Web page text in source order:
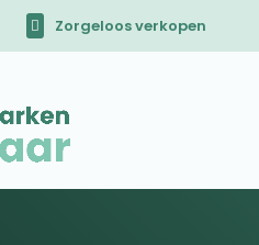
Zorgeloos verkopen